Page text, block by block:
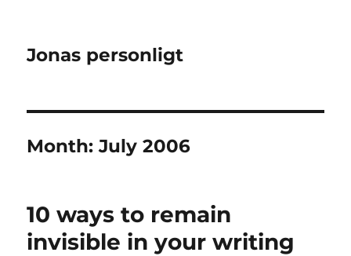
Jonas personligt
Month:July 2006
10 ways to remain
invisible in your writing